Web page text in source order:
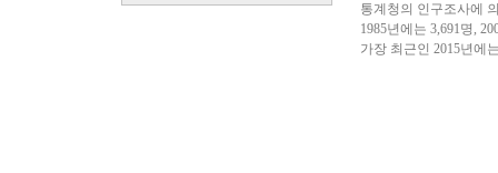
통계청의 인구조사에
1985년에는 3,691명,
가장 최근인 2015년에